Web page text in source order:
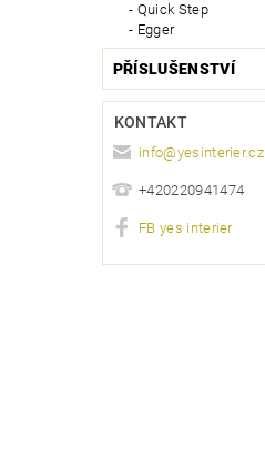
Quick Step
Egger
PŘÍSLUŠENSTVÍ
KONTAKT
info@yesinterier.cz
+420220941474
FB yes interier